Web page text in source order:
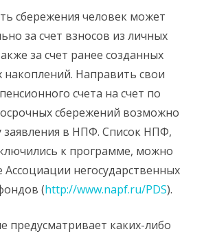
сбережения человек может
за счет взносов из личных
за счет ранее созданных
накоплений. Направить свои
счета на счет по
сбережений возможно
заявления в НПФ. Список НПФ,
к программе, можно
Ассоциации негосударственных
(http://www.napf.ru/PDS).
предусматривает каких-либо